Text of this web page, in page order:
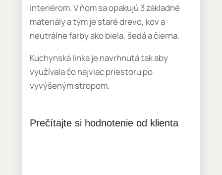
interiérom. V ňom sa opakujú 3 základné
materiály a tým je staré drevo, kov a
neutrálne farby ako biela, šedá a čierna.
Kuchynská linka je navrhnutá tak aby
využívala čo najviac priestoru po
vyvýšeným stropom.
Prečítajte si hodnotenie od klienta